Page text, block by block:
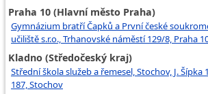
Praha 10 (Hlavní město Praha)
Gymnázium bratří Čapků a První české
učiliště s.r.o., Trhanovské náměstí 129/8, Praha
Kladno (Středočeský kraj)
Střední škola služeb a řemesel, Stochov, J. Šípka
187, Stochov